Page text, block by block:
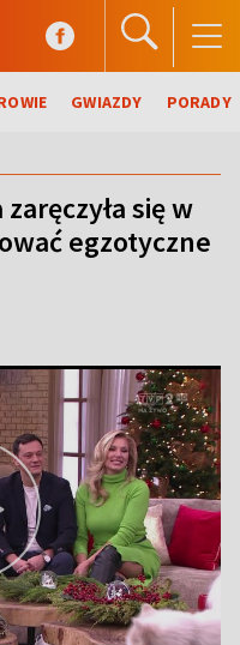
GWIAZDY PORADY
się w
egzotyczne